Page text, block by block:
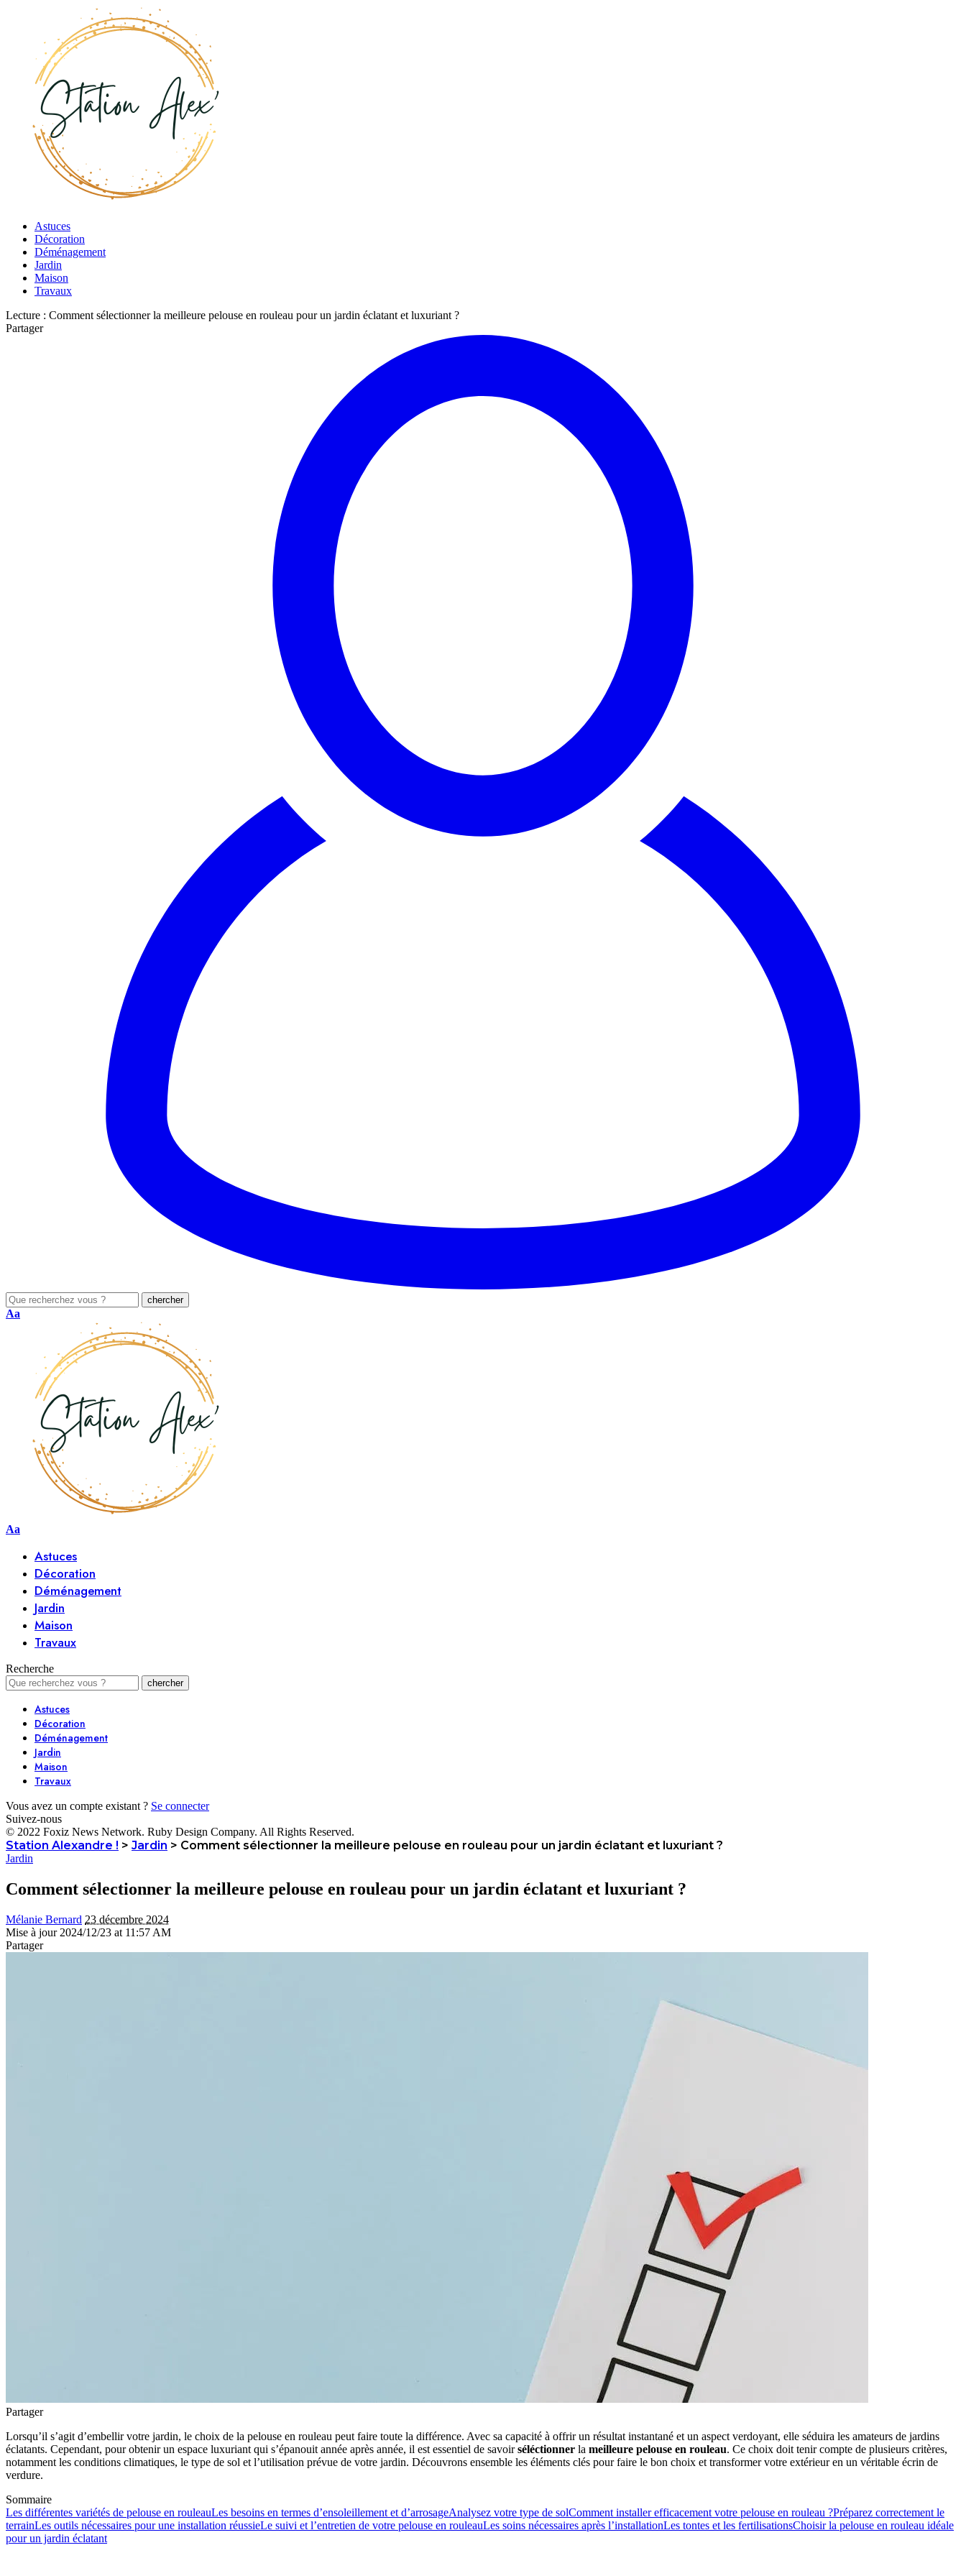
Astuces
Décoration
Déménagement
Jardin
Maison
Travaux
Lecture : Comment sélectionner la meilleure pelouse en rouleau pour un jardin éclatant et luxuriant ?
Partager
Aa
Aa
Astuces
Décoration
Déménagement
Jardin
Maison
Travaux
Recherche
Astuces
Décoration
Déménagement
Jardin
Maison
Travaux
Vous avez un compte existant ? Se connecter
Suivez-nous
© 2022 Foxiz News Network. Ruby Design Company. All Rights Reserved.
Station Alexandre ! > Jardin > Comment sélectionner la meilleure pelouse en rouleau pour un jardin éclatant et luxuriant ?
Jardin
Comment sélectionner la meilleure pelouse en rouleau pour un jardin éclatant et luxuriant ?
Mélanie Bernard 23 décembre 2024
Mise à jour 2024/12/23 at 11:57 AM
Partager
Partager
Lorsqu’il s’agit d’embellir votre jardin, le choix de la pelouse en rouleau peut faire toute la différence. Avec sa capacité à offrir un résultat instantané et un aspect verdoyant, elle séduira les amateurs de jardins
éclatants. Cependant, pour obtenir un espace luxuriant qui s’épanouit année après année, il est essentiel de savoirséléctionner la meilleure pelouse en rouleau. Ce choix doit tenir compte de plusieurs critères,
notamment les conditions climatiques, le type de sol et l’utilisation prévue de votre jardin. Découvrons ensemble les éléments clés pour faire le bon choix et transformer votre extérieur en un véritable écrin de
verdure.
Sommaire
Les différentes variétés de pelouse en rouleauLes besoins en termes d’ensoleillement et d’arrosageAnalysez votre type de solComment installer efficacement votre pelouse en rouleau ?Préparez correctement le
terrainLes outils nécessaires pour une installation réussieLe suivi et l’entretien de votre pelouse en rouleauLes soins nécessaires après l’installationLes tontes et les fertilisationsChoisir la pelouse en rouleau idéale
pour un jardin éclatant